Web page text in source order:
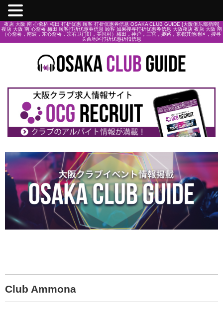
夜店 大阪 南 心斋桥 梅田 打折优惠 顾客 打折优惠券信息 OSAKA CLUB GUIDE [大阪俱乐部指南]
夜店 大阪 南 心斋桥 梅田 顾客打折优惠券信息 顾客 如果搜寻打折优惠券信息 大阪夜店 夜店 大阪 南
（心斋桥，南波，东心斋桥，宗右卫门町，美国村）梅田，神户，三宫，姫路，京都其他地区，搜寻
关西地区打折优惠折扣信息
Club Ammona